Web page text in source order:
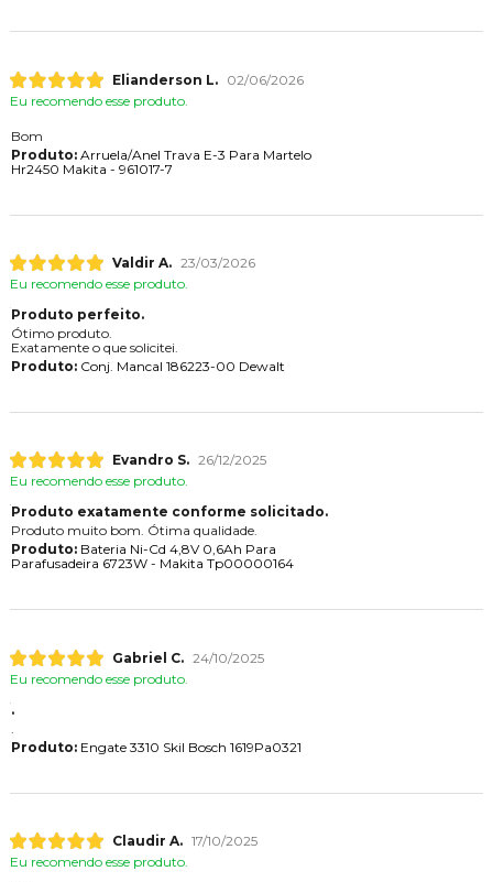
Elianderson L.
02/06/2026
Eu recomendo esse produto.
Bom
Produto:Arruela/Anel Trava E-3 Para Martelo
Hr2450 Makita - 961017-7
Valdir A. 23/03/2026
Eu recomendo esse produto.
Produto perfeito.
Ótimo produto.
Exatamente o que solicitei.
Produto:Conj. Mancal 186223-00 Dewalt
Evandro S. 26/12/2025
Eu recomendo esse produto.
Produto exatamente conforme solicitado.
Produto muito bom. Ótima qualidade.
Produto:Bateria Ni-Cd 4,8V 0,6Ah Para
Parafusadeira 6723W - Makita Tp00000164
Gabriel C. 24/10/2025
Eu recomendo esse produto.
.
Produto:Engate 3310 Skil Bosch 1619Pa0321
Claudir A. 17/10/2025
Eu recomendo esse produto.